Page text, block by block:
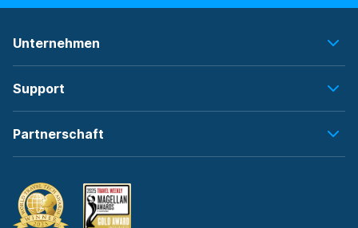
Unternehmen
Support
Partnerschaft